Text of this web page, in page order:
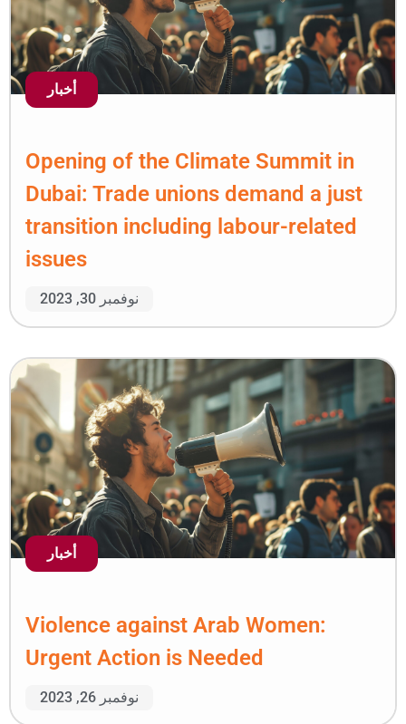
أخبار
Opening of the
Dubai: Trade unions
transition including
أخبار
Violence against Arab
Urgent Action is